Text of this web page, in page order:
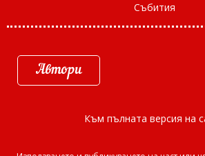
Събития
Автори
Към пълната версия на